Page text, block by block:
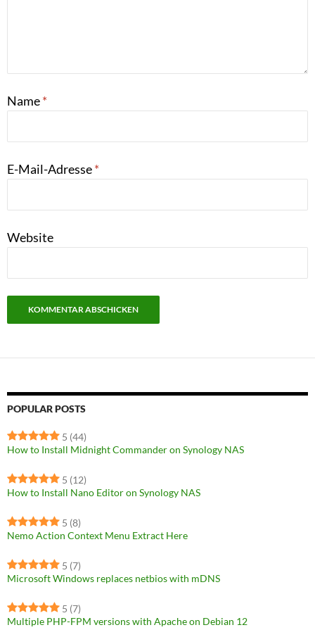
Name*
E-Mail-Adresse*
Website
POPULAR POSTS
5 (44)
How to Install Midnight Commander on Synology NAS
5 (12)
How to Install Nano Editor on Synology NAS
5 (8)
Nemo Action Context Menu Extract Here
5 (7)
Microsoft Windows replaces netbios with mDNS
5 (7)
Multiple PHP-FPM versions with Apache on Debian 12